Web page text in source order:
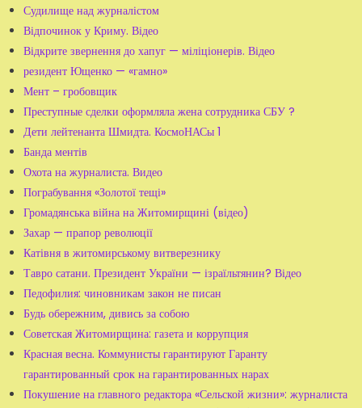
Судилище над журналістом
Відпочинок у Криму. Відео
Відкрите звернення до хапуг — міліціонерів. Відео
резидент Ющенко — «гамно»
Мент – гробовщик
Преступные сделки оформляла жена сотрудника СБУ ?
Дети лейтенанта Шмидта. КосмоНАСы 1
Банда ментів
Охота на журналиста. Видео
Пограбування «Золотої тещі»
Громадянська війна на Житомирщині (відео)
Захар — прапор революції
Катівня в житомирському витверезнику
Тавро сатани. Президент України — ізраїльтянин? Відео
Педофилия: чиновникам закон не писан
Будь обережним, дивись за собою
Советская Житомирщина: газета и коррупция
Красная весна. Коммунисты гарантируют Гаранту
гарантированный срок на гарантированных нарах
Покушение на главного редактора «Сельской жизни»: журналиста